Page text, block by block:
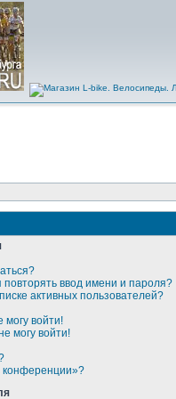
ввод имени и пароля?
активных пользователей?
могу войти!
могу войти!
конференции»?